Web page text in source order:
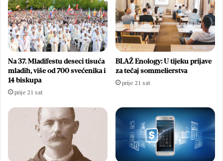
Na 37. Mladifestu deseci tisuća
mladih, više od 700 svećenika i
14 biskupa
prije 21 sat
BLAŽ Enology: U tijeku prijave
za tečaj sommelierstva
prije 21 sat